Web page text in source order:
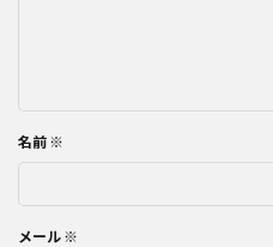
名前 ※
メール ※